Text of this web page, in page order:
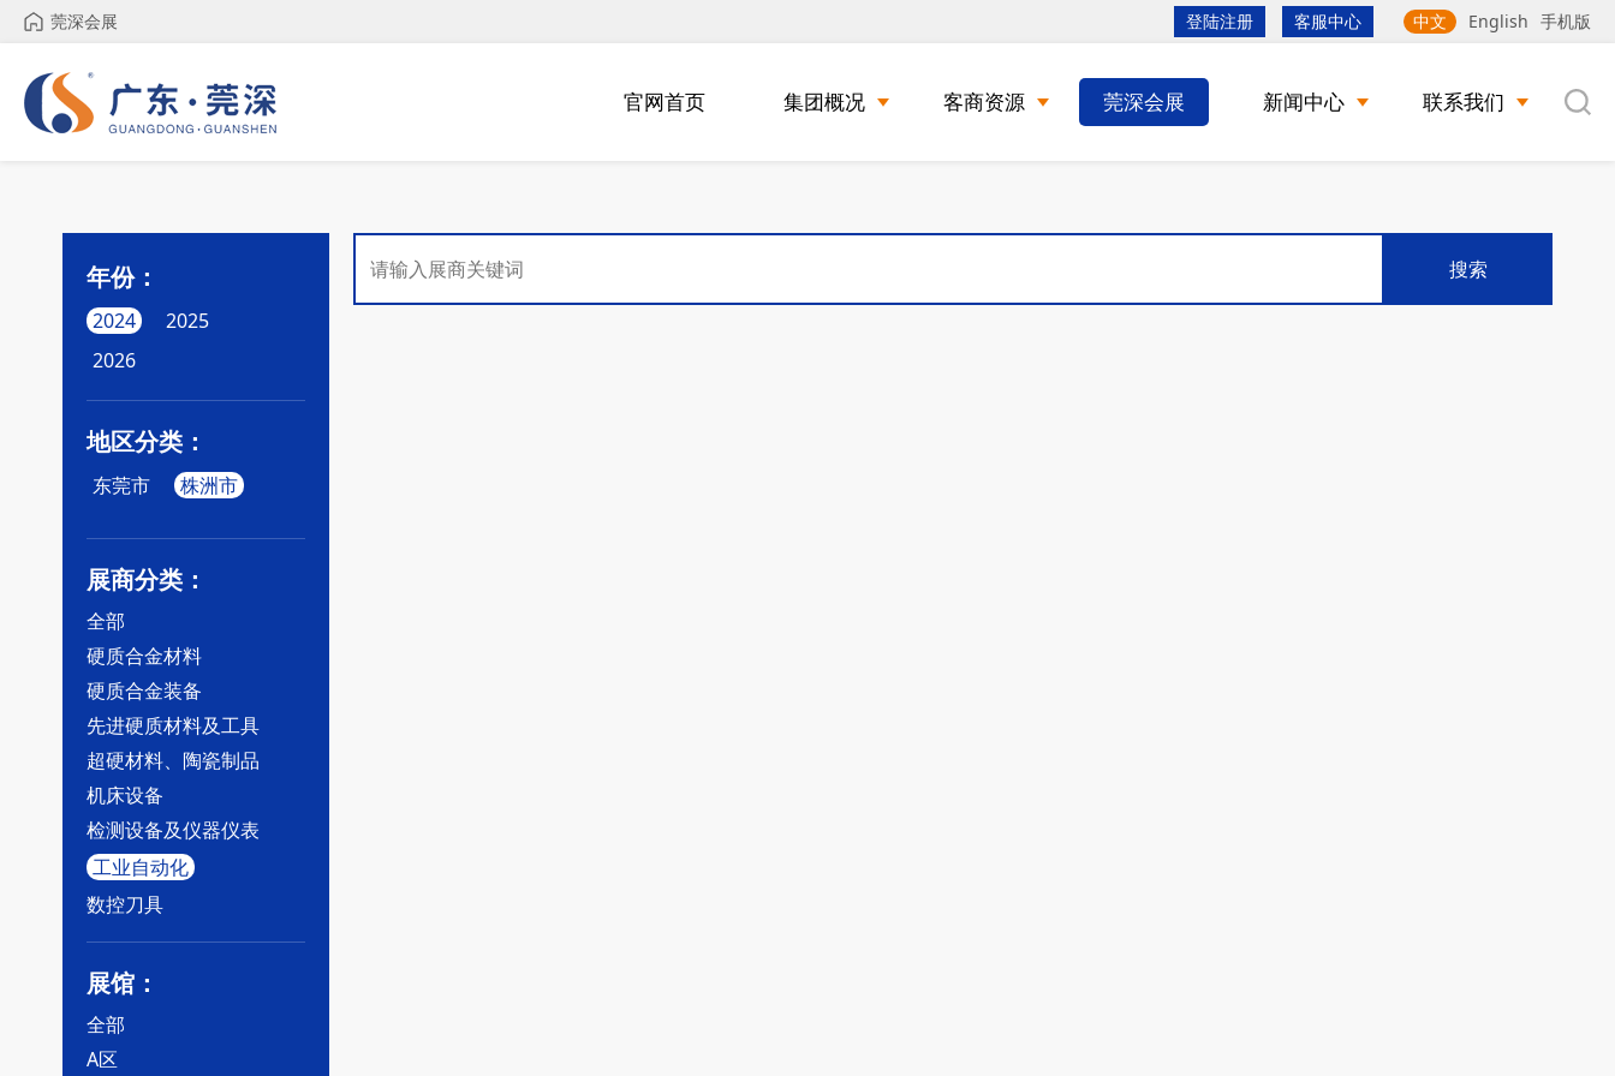
莞深会展 登陆注册 客服中心 中文 English 手机版
官网首页 集团概况 客商资源 莞深会展 新闻中心 联系我们
年份：
2024
2025
2026
地区分类：
东莞市 株洲市
展商分类：
全部
硬质合金材料
硬质合金装备
先进硬质材料及工具
超硬材料、陶瓷制品
机床设备
检测设备及仪器仪表
工业自动化
数控刀具
展馆：
全部
A区
搜索